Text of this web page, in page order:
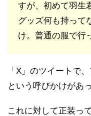
すが、初めて羽生
グッズ何も持っ
け。普通の服で行
「X」のツイートで
という呼びかけがあ
これに対して正装っ